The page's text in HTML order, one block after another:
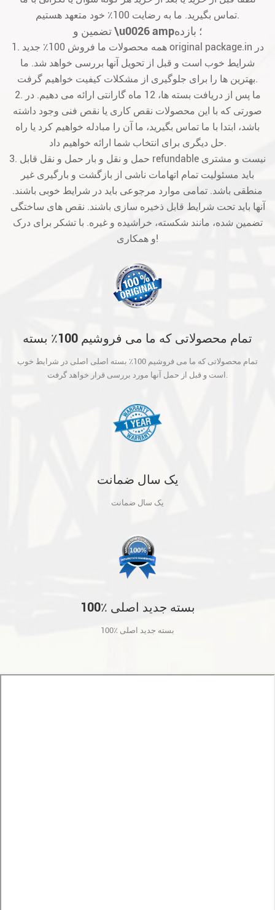
تماس بگیرید. ما به رضایت 100٪ خود متعهد هستیم.
تضمین و \u0026 amp؛ بازده
1. همه محصولات ما فروش 100٪ جدید original package.in در
شرایط خوب است و قبل از تحویل آنها بررسی خواهد شد. ما
بهترین ها را برای جلوگیری از مشکلات کیفیت خواهیم گرفت.
2. ما پس از دریافت بسته ها، 12 ماه گارانتی ارائه می دهیم. در
صورتی که با این محصولات نقص کاری یا نقص فنی وجود داشته
باشد، ابتدا با ما تماس بگیرید، ما آن را مبادله خواهیم کرد یا راه
حل دیگری برای انتخاب شما ارائه خواهیم داد.
3. حمل و نقل و بار حمل و نقل قابل refundable نیست و مشتری
باید مسئولیت تمام اتهامات ناشی از بازگشت و بارگیری غیر
منطقی باشد. تمامی موارد مرجوعی باید در شرایط خوبی باشند.
آنها باید تحت شرایط قابل ذخیره سازی باشند. نقص های ساختگی
تضمین شده، مانند شکسته، خراشیده و غیره. با تشکر برای درک
و همکاری!
تمام محصولاتی که ما می فروشیم 100٪ بسته
آنها مورد بررسی قرار خواهد گرفت.
تمام محصولاتی که ما می فروشیم 100٪ بسته اصلی اصلی در شرایط خوب
است و قبل از حمل آنها مورد بررسی قرار خواهد گرفت.
یک سال ضمانت
یک سال ضمانت
100٪ بسته جدید اصلی
100٪ بسته جدید اصلی